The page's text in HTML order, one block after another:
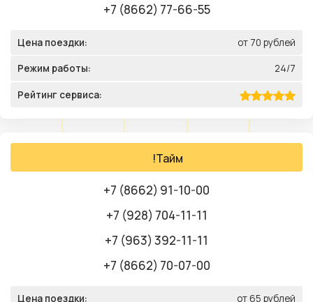
+7 (8662) 77-66-55
Цена поездки: от 70 рублей
Режим работы: 24/7
Рейтинг сервиса:
!Тайм
+7 (8662) 91-10-00
+7 (928) 704-11-11
+7 (963) 392-11-11
+7 (8662) 70-07-00
Цена поездки: от 65 рублей